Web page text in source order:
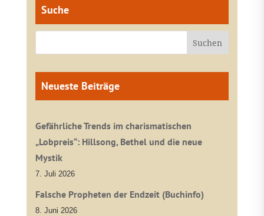
Suche
Neueste Beiträge
Gefährliche Trends im charismatischen
„Lobpreis“: Hillsong, Bethel und die neue
Mystik
7. Juli 2026
Falsche Propheten der Endzeit (Buchinfo)
8. Juni 2026